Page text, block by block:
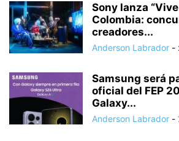
Sony lanza
Colombia:
creadores...
Anderson Labrador -
Samsung será
oficial del FEP
Galaxy...
Anderson Labrador -